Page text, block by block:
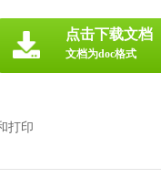
打印
点击下载文档
文档为doc格式